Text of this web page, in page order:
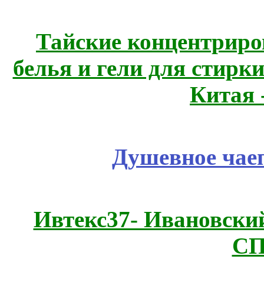
Тайские
белья и гели для
Китая
Душевное
Ивтекс37-